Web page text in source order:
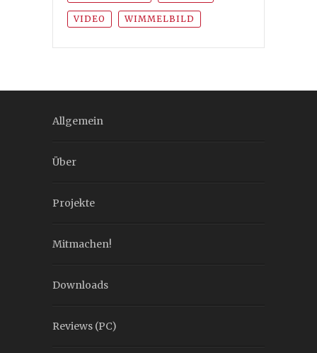
VIDEO WIMMELBILD
Allgemein
Über
Projekte
Mitmachen!
Downloads
Reviews (PC)